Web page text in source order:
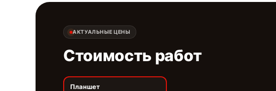
АКТУАЛЬНЫЕ ЦЕНЫ
Стоимость работ
Планшет